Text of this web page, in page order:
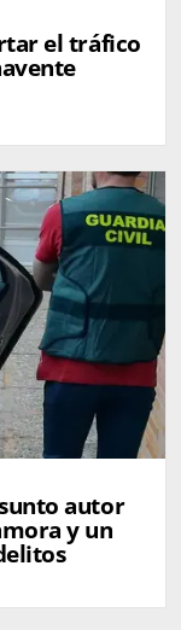
el tráfico
autor
y un